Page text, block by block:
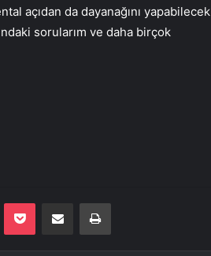
açıdan da dayanağını yapabilecek
sorularım ve daha birçok
Pocket E-Posta ile paylaş Yazdır